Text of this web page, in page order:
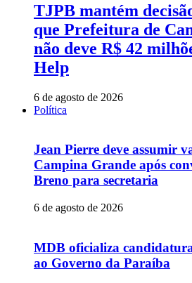
TJPB mantém
que Prefeitura de
não deve R$ 42
Help
6 de agosto de 2026
Política
Jean Pierre deve assumir
Campina Grande após
Breno para secretaria
6 de agosto de 2026
MDB oficializa
ao Governo da Paraíba